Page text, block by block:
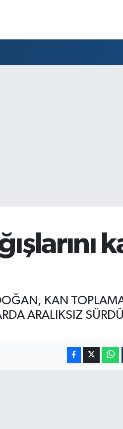
KAN
ARALIKSIZ